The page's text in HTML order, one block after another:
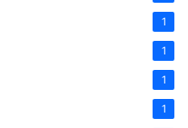
1
1
1
1